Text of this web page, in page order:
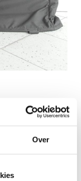
Over